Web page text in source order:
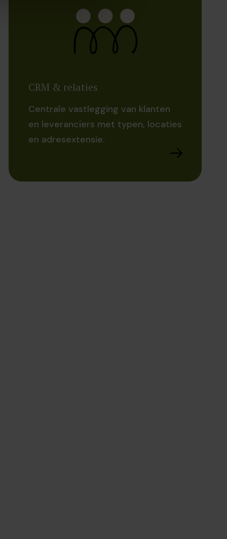
CRM & relaties
Centrale vastlegging van klanten
en leveranciers met typen, locaties
en adresextensie.